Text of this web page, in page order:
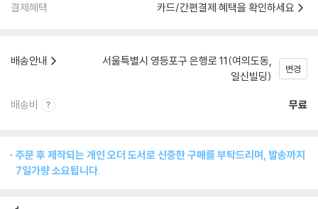
결제혜택 카드/간편결제 혜택을 확인하세요
배송안내
서울특별시 영등포구 은행로 11(여의도동,
일신빌딩)
변경
배송비 무료
주문 후 제작되는 개인 오더 도서로 신중한 구매를 부탁드리며, 발송까지
7일가량 소요됩니다.